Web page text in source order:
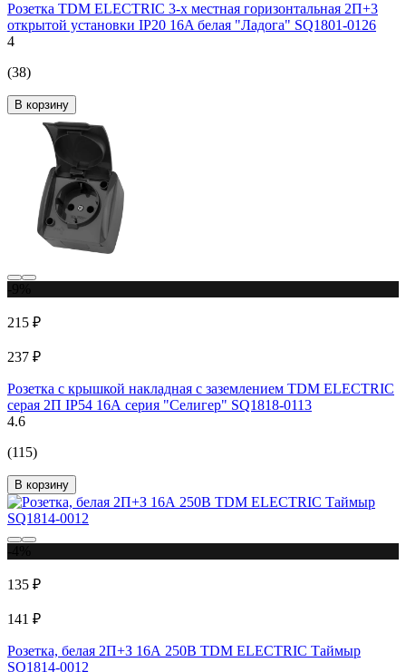
Розетка TDM ELECTRIC 3-х местная горизонтальная 2П+3
открытой установки IP20 16A белая "Ладога" SQ1801-0126
4
(38)
В корзину
215 ₽
237 ₽
Розетка с крышкой накладная с заземлением TDM ELECTRIC
серая 2П IP54 16А серия "Селигер" SQ1818-0113
4.6
(115)
В корзину
135 ₽
141 ₽
Розетка, белая 2П+З 16А 250В TDM ELECTRIC Таймыр
SQ1814-0012